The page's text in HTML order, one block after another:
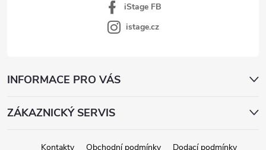
iStage FB
istage.cz
INFORMACE PRO VÁS
ZÁKAZNICKÝ SERVIS
Kontakty Obchodní podmínky Dodací podmínky